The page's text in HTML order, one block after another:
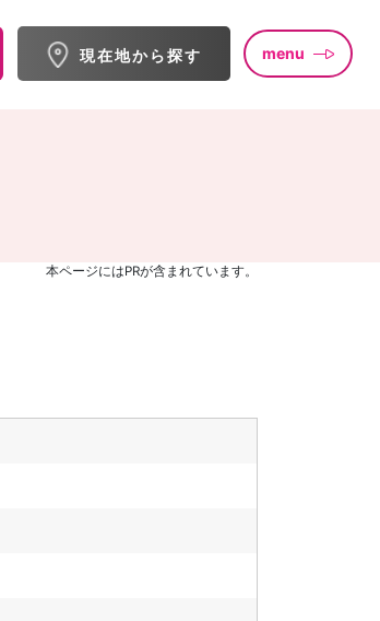
現在地から探す menu
本ページにはPRが含まれています。